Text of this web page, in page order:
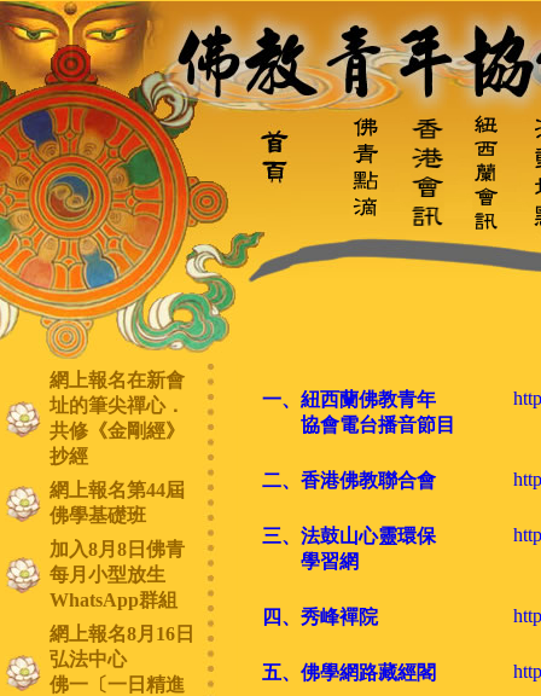
網上報名在新會
址的筆尖禪心．
共修《金剛經》
抄經
網上報名第44屆
佛學基礎班
加入8月8日佛青
每月小型放生
WhatsApp群組
網上報名8月16日
弘法中心
佛一〔一日精進
一、紐西蘭佛教青年
協會電台播音節目
二、香港佛教聯合會
三、法鼓山心靈環保
學習網
四、秀峰襌院
五、佛學網路藏經閣